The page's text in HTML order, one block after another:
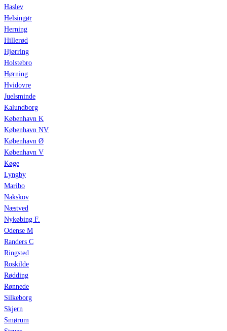
Haslev
Helsingør
Herning
Hillerød
Hjørring
Holstebro
Hørning
Hvidovre
Juelsminde
Kalundborg
København K
København NV
København Ø
København V
Køge
Lyngby
Maribo
Nakskov
Næstved
Nykøbing F.
Odense M
Randers C
Ringsted
Roskilde
Rødding
Rønnede
Silkeborg
Skjern
Smørum